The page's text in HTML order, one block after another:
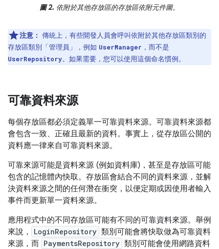
圖 2. 依附於其他存放區的存放區依附元件圖。
注意： 傳統上，有些開發人員會呼叫依附於其他存放區類別的
存放區類別「管理員」
，例如 UserManager ，而不是
UserRepository。如果需要，您可以使用這個命名慣例。
可靠資料來源
每個存放區都必須定義單一可靠資料來源。可靠資料來源都
會包含一致、正確且最新的資料。事實上，從存放區公開的
資料應一律來自可靠資料來源。
可靠來源可能是資料來源 (例如資料庫)，甚至是存放區可能
包含的記憶體內快取。存放區會結合不同的資料來源，並解
決資料來源之間的任何潛在衝突，以便定期或因使用者輸入
事件而更新單一資料來源。
應用程式中的不同存放區可能有不同的可靠資料來源。舉例
來說，
LoginRepository 類別可能會將快取做為可靠資料
來源，而 PaymentsRepository 類別可能會使用網路資料